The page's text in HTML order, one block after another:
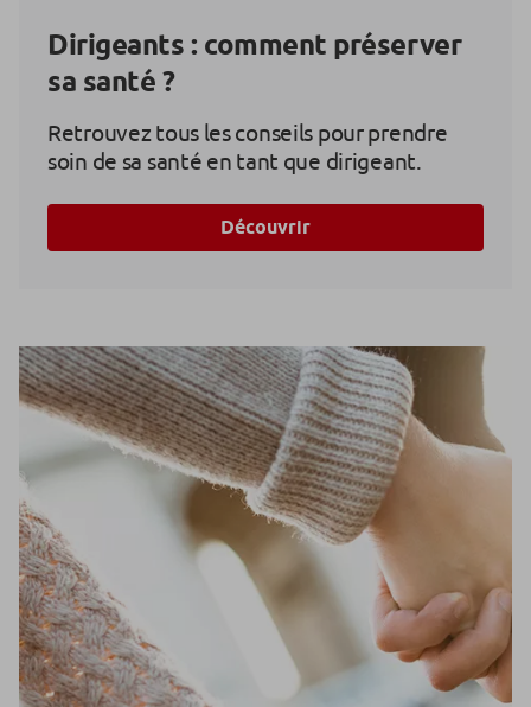
Dirigeants : comment préserver
sa santé ?
Retrouvez tous les conseils pour prendre
soin de sa santé en tant que dirigeant.
Découvrir